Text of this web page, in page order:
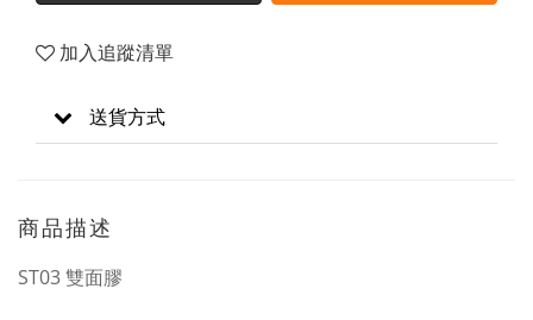
加入追蹤清單
送貨方式
商品描述
ST03 雙面膠